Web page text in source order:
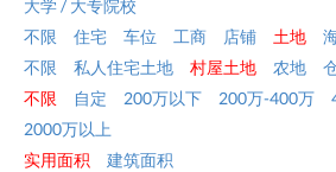
大学 / 大专院校
不限 住宅 车位 工商 店铺 土地
不限
私人住宅土地 村屋土地 农地
不限 自定 200万以下 200万-400万
2000万以上
实用面积
建筑面积